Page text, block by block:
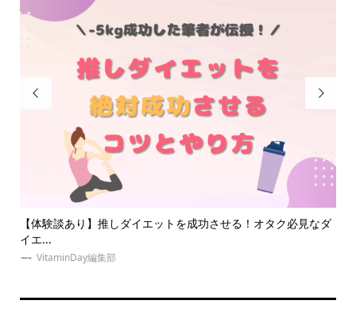

簡単キンブレリボンの作り方！安くて可愛いペンラリボン商品
も！
ゆめみぃ
